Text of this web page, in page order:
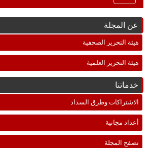
Navigation
عن المجلة
هيئة التحرير الصحفية
هيئة التحرير العلمية
خدماتنا
الاشتراكات وطرق السداد
أعداد مجانية
تصفح المجلة